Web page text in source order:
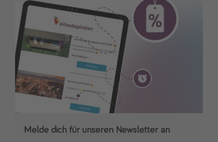
Melde dich für unseren Newsletter an
Downloade unsere App